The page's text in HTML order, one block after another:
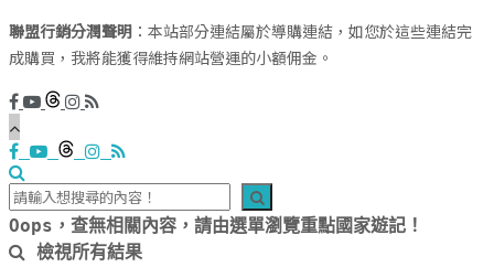
聯盟行銷分潤聲明 ：本站部分連結屬於導購連結，如您於這些連結完
成購買，我將能獲得維持網站營運的小額佣金。
Oops，查無相關內容，請由選單瀏覽重點國家遊記！
檢視所有結果